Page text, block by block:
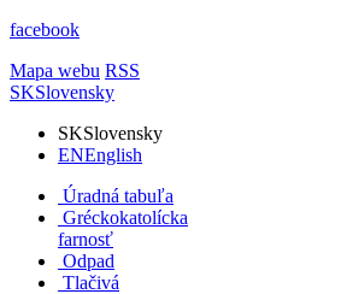
facebook
Mapa webu RSS
SKSlovensky
SKSlovensky
ENEnglish
Úradná tabuľa
Gréckokatolícka
farnosť
Odpad
Tlačivá